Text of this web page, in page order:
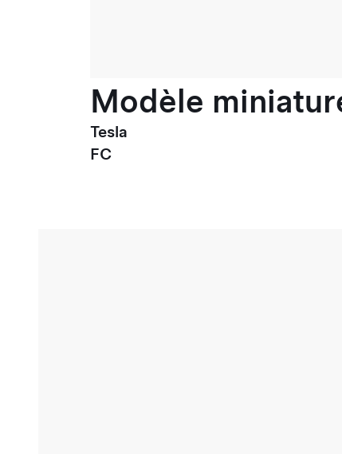
Modèle
Tesla
FC